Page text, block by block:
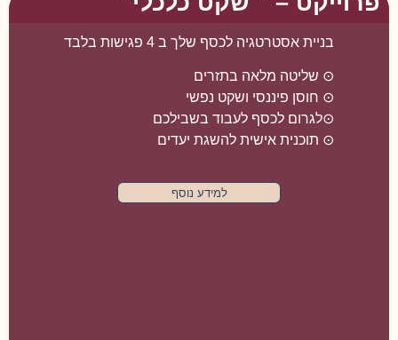
בניית אסטרטגיה לכסף שלך ב 4 פגישות בלבד
⊙ שליטה מלאה בתזרים
⊙ חוסן פיננסי ושקט נפשי
⊙לגרום לכסף לעבוד בשבילכם
⊙ תוכנית אישית להשגת יעדים
למידע נוסף